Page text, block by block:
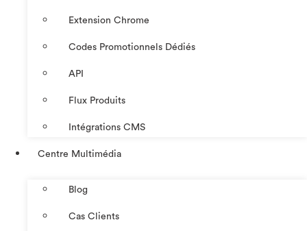
Extension Chrome
Codes Promotionnels Dédiés
API
Flux Produits
Intégrations CMS
Centre Multimédia
Blog
Cas Clients